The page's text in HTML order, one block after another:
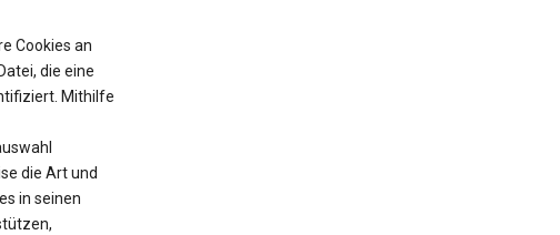
Cookies an
die eine
Mithilfe
die Art und
in seinen